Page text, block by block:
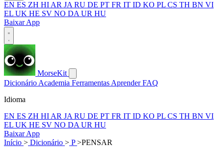
EN ES ZH HI AR JA RU DE PT FR IT ID KO PL CS TH BN VI
EL UK HE SV NO DA UR HU
Baixar App
MorseKit
Dicionário Academia Ferramentas AprenderFAQ
Idioma
EN ES ZH HI AR JA RU DE PT FR IT ID KO PL CS TH BN VI
EL UK HE SV NO DA UR HU
Baixar App
Início > Dicionário > P>PENSAR